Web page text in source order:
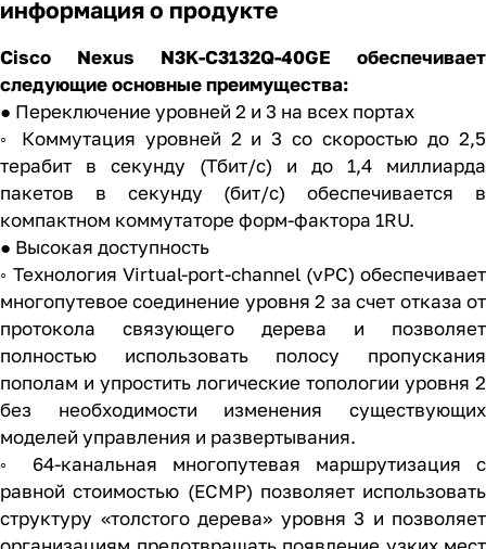
информация о продукте
Cisco Nexus
N3K-C3132Q-40GE обеспечивает
следующие основные преимущества:
● Переключение уровней 2 и 3 на всех портах
◦ Коммутация уровней 2 и 3 со скоростью до 2,5
терабит в секунду (Тбит/с) и до 1,4 миллиарда
пакетов в секунду (бит/с) обеспечивается в
компактном коммутаторе форм-фактора 1RU.
● Высокая доступность
◦ Технология Virtual-port-channel (vPC) обеспечивает
многопутевое соединение уровня 2 за счет отказа от
протокола связующего дерева и позволяет
полностью использовать полосу пропускания
пополам и упростить логические топологии уровня 2
без необходимости изменения существующих
моделей управления и развертывания.
◦ 64-канальная многопутевая маршрутизация с
равной стоимостью (ECMP) позволяет использовать
структуру «толстого дерева» уровня 3 и позволяет